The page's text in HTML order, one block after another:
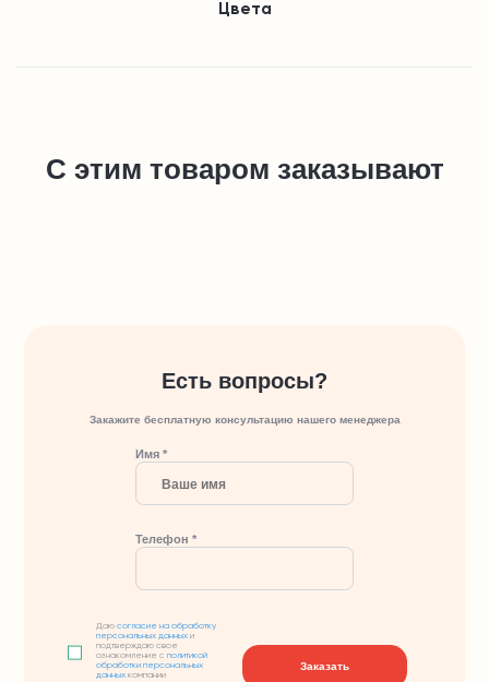
Цвета
С этим товаром заказывают
Есть вопросы?
Закажите бесплатную консультацию нашего менеджера
Имя *
Телефон *
Даюсогласие на обработку
персональных данных и
подтверждаю свое
ознакомление сполитикой
обработки персональных
данных компании
Заказать